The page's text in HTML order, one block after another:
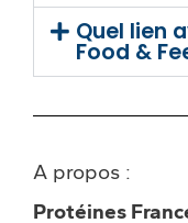
Quel lien
Food &
A propos :
Protéines